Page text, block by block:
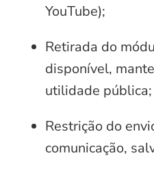
YouTube);
Retirada do
disponível,
utilidade pública;
Restrição do
comunicação,